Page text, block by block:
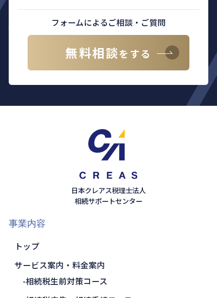
フォームによるご相談・ご質問
無料相談をする
日本クレアス税理士法人
相続サポートセンター
事業内容
トップ
サービス案内・料金案内
相続税生前対策コース